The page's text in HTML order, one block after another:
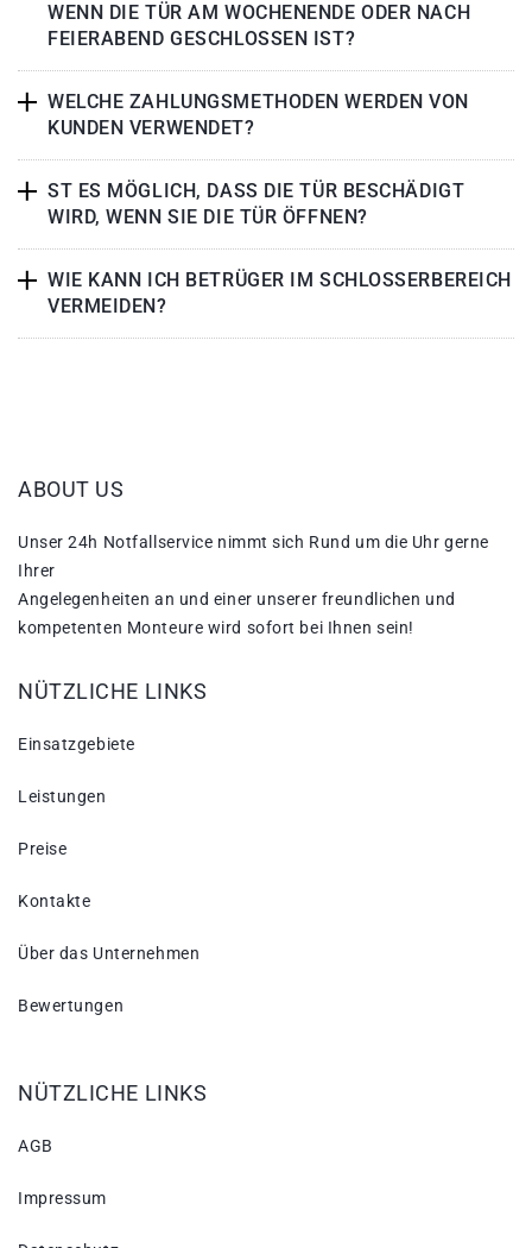
WENN DIE TÜR AM WOCHENENDE ODER NACH
FEIERABEND GESCHLOSSEN IST?
WELCHE ZAHLUNGSMETHODEN WERDEN VON
KUNDEN VERWENDET?
ST ES MÖGLICH, DASS DIE TÜR BESCHÄDIGT
WIRD, WENN SIE DIE TÜR ÖFFNEN?
WIE KANN ICH BETRÜGER IM SCHLOSSERBEREICH
VERMEIDEN?
ABOUT US
Unser 24h Notfallservice nimmt sich Rund um die Uhr gerne
Ihrer
Angelegenheiten an und einer unserer freundlichen und
kompetenten Monteure wird sofort bei Ihnen sein!
NÜTZLICHE LINKS
Einsatzgebiete
Leistungen
Preise
Kontakte
Über das Unternehmen
Bewertungen
NÜTZLICHE LINKS
AGB
Impressum